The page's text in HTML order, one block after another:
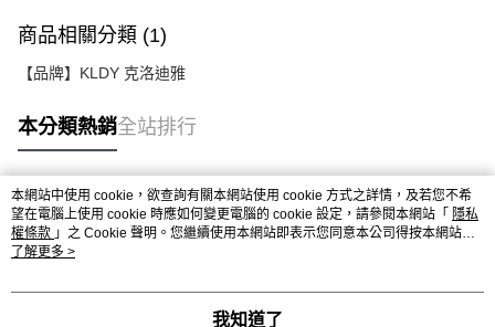
商品相關分類 (1)
【品牌】KLDY 克洛迪雅
本分類熱銷全站排行
熱門標籤
本網站中使用 cookie，欲查詢有關本網站使用 cookie 方式之詳情，及若您不希
望在電腦上使用 cookie 時應如何變更電腦的 cookie 設定，請參閱本網站「 隱私
權條款 」之 Cookie 聲明。您繼續使用本網站即表示您同意本公司得按本網站使
用條款之 Cookie 聲明使用 cookie。
了解更多 >
我知道了